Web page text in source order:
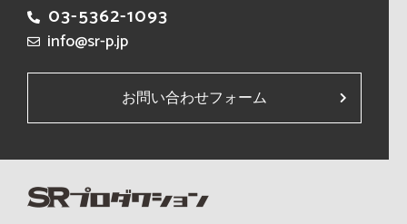
03-5362-1093
info@sr-p.jp
お問い合わせフォーム